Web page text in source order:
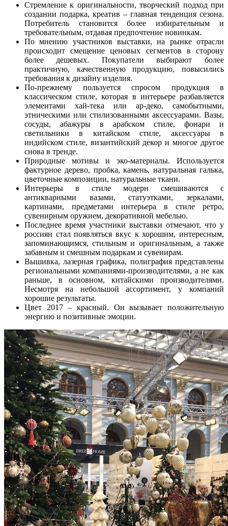
Стремление к оригинальности, творческий подход при
создании подарка, креатив – главная тенденция сезона.
Потребитель становится более избирательным и
требовательным, отдавая предпочтение новинкам.
По мнению участников выставки, на рынке отрасли
происходит смещение ценовых сегментов в сторону
более дешевых. Покупатели выбирают более
практичную, качественную продукцию, повысились
требования к дизайну изделия.
По-прежнему пользуется спросом продукция в
классическом стиле, которая в интерьере разбавляется
элементами хай-тека или ар-деко, самобытными,
этническими или стилизованными аксессуарами. Вазы,
сосуды, абажуры в арабском стиле, фонари и
светильники в китайском стиле, аксессуары в
индийском стиле, византийский декор и многое другое
снова в тренде.
Природные мотивы и эко-материалы. Используется
фактурное дерево, пробка, камень, натуральная галька,
цветочные композиции, натуральные ткани.
Интерьеры в стиле модерн смешиваются с
антикварными вазами, статуэтками, зеркалами,
картинами, предметами интерьера в стиле ретро,
сувенирным оружием, декоративной мебелью.
Последнее время участники выставки отмечают, что у
россиян стал появляться вкус к хорошим, интересным,
запоминающимся, стильным и оригинальным, а также
забавным и смешным подаркам и сувенирам.
Вышивка, лазерная графика, полиграфия представлены
региональными компаниями-производителями, а не как
раньше, в основном, китайскими производителями.
Несмотря на небольшой ассортимент, у компаний
хорошие результаты.
Цвет 2017 – красный. Он вызывает положительную
энергию и позитивные эмоции.